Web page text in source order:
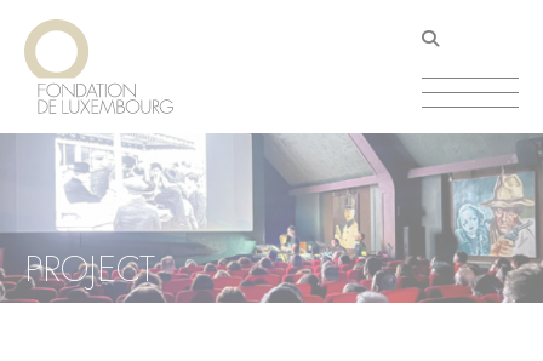
Aller
contenu
principal
PROJECT
Panneau de gestion des cookies